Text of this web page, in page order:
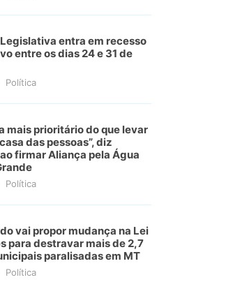
entra em recesso
entre os dias 24 e 31 de
Política
mais prioritário do que levar
das pessoas”, diz
firmar Aliança pela Água
Política
vai propor mudança na Lei
para destravar mais de 2,7
paralisadas em MT
Política